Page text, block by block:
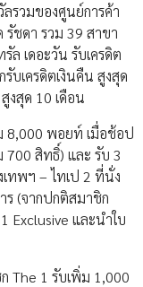
ลรวมของศูนย์การค้า
ชดา รวม 39 สาขา
ล เดอะวัน รับเครดิต
บเครดิตเงินคืน สูงสุด
งสุด 10 เดือน
8,000 พอยท์ เมื่อช้อป
สิทธิ์) และ รับ 3
เทพฯ – ไทเป 2 ที่นั่ง
ร (จากปกติสมาชิก
Exclusive และนำใบ
The 1 รับเพิ่ม 1,000